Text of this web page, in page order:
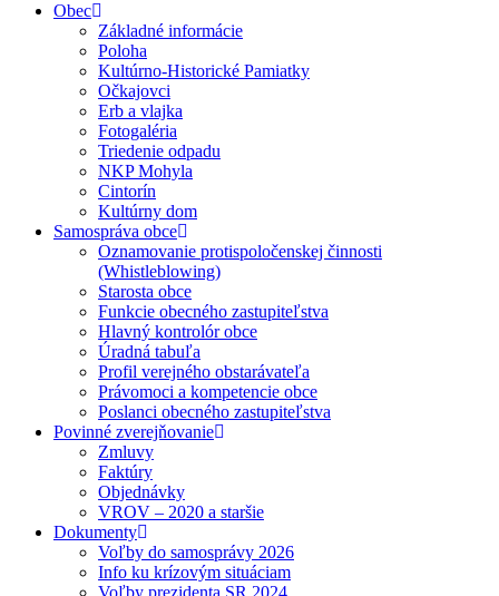
Obec
Základné informácie
Poloha
Kultúrno-Historické Pamiatky
Očkajovci
Erb a vlajka
Fotogaléria
Triedenie odpadu
NKP Mohyla
Cintorín
Kultúrny dom
Samospráva obce
Oznamovanie protispoločenskej činnosti
(Whistleblowing)
Starosta obce
Funkcie obecného zastupiteľstva
Hlavný kontrolór obce
Úradná tabuľa
Profil verejného obstarávateľa
Právomoci a kompetencie obce
Poslanci obecného zastupiteľstva
Povinné zverejňovanie
Zmluvy
Faktúry
Objednávky
VROV – 2020 a staršie
Dokumenty
Voľby do samosprávy 2026
Info ku krízovým situáciam
Voľby prezidenta SR 2024